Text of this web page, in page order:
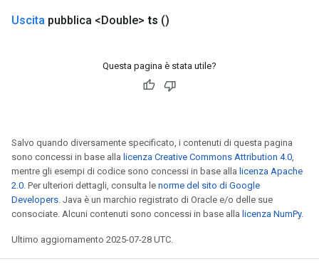
Uscita pubblica <Double> ts ()
Questa pagina è stata utile?
Salvo quando diversamente specificato, i contenuti di questa pagina
sono concessi in base alla licenza Creative Commons Attribution 4.0,
mentre gli esempi di codice sono concessi in base alla licenza Apache
2.0. Per ulteriori dettagli, consulta le norme del sito di Google
Developers. Java è un marchio registrato di Oracle e/o delle sue
consociate. Alcuni contenuti sono concessi in base alla licenza NumPy.
Ultimo aggiornamento 2025-07-28 UTC.